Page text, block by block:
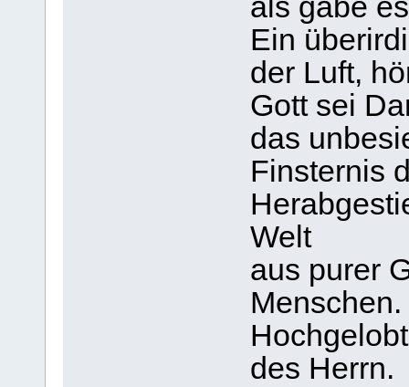
als gäbe
Ein
der Luft,
Gott sei
das
Finsternis
Welt
aus purer
Menschen.
des Herrn.